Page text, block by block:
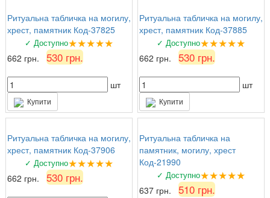
Ритуальна табличка на могилу,
хрест, памятник Код-37825
✓ Доступно★★★★★
662 грн. 530 грн.
шт
Купити
Ритуальна табличка на могилу,
хрест, памятник Код-37885
✓ Доступно★★★★★
662 грн. 530 грн.
шт
Купити
Ритуальна табличка на могилу,
хрест, памятник Код-37906
✓ Доступно★★★★★
662 грн. 530 грн.
Ритуальна табличка на
памятник, могилу, хрест
Код-21990
✓ Доступно★★★★★
637 грн. 510 грн.